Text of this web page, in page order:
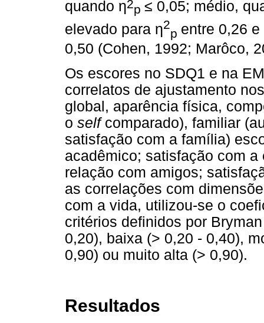
quando η2p ≤ 0,05; médio,
elevado para η2
p entre 0,26
0,50 (Cohen, 1992; Marôco,
Os escores no SDQ1 e na
correlatos de ajustamento
global, aparência física,
o selfcomparado), familiar
satisfação com a família)
acadêmico; satisfação com
relação com amigos;
as correlações com
com a vida, utilizou-se o
critérios definidos por
0,20), baixa (> 0,20 - 0,40),
0,90) ou muito alta (> 0,90).
Resultados